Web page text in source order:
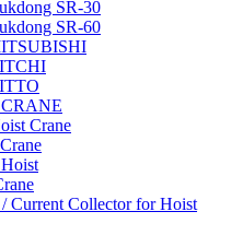
SR-30
SR-60
Crane
Current Collector for Hoist